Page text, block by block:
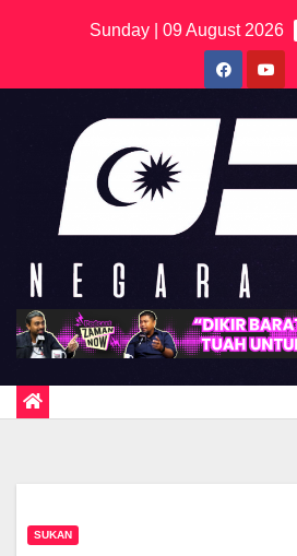
Sunday | 09 August 2026
SUKAN